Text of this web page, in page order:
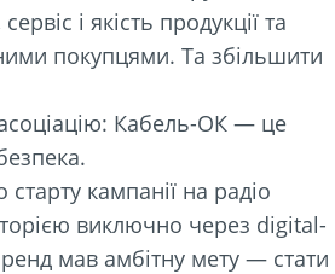
і якість продукції та
покупцями. Та збільшити
Кабель-ОК — це
кампанії на радіо
виключно через digital-
мав амбітну мету — стати